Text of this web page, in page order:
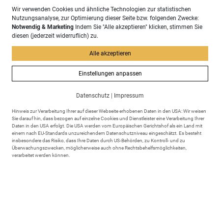
das Ziel der Treibhausgasneutralität bereits bis zum Jahr 2030
erlangt werden. Um die dafür notwendigen Maßnahmen zu
ermitteln, wurde im Jahr 2023 die Erstellung eines
Konzept vom Energie- und Umweltzentrum Allgäu (eza!) unter
Beteiligung des Energieteams, des Gemeinderates und der
Bürgerinnen und Bürger Scheideggs über öffentliche Workshops
und Umfragen.
Wir verwenden Cookies und ähnliche Technologien zur statistischen
Nutzungsanalyse, zur Optimierung dieser Seite bzw. folgenden Zwecke:
Notwendig & Marketing Indem Sie "Alle akzeptieren" klicken, stimmen Sie
diesen (jederzeit widerruflich) zu.
Alle akzeptieren
Einstellungen anpassen
Datenschutz | Impressum
Hinweis zur Verarbeitung Ihrer auf dieser Webseite erhobenen Daten in den USA: Wir weisen
Sie darauf hin, dass bezogen auf einzelne Cookies und Dienstleister eine Verarbeitung Ihrer
Daten in den USA erfolgt. Die USA werden vom Europäischen Gerichtshof als ein Land mit
einem nach EU-Standards unzureichendem Datenschutzniveau eingeschätzt. Es besteht
insbesondere das Risiko, dass Ihre Daten durch US-Behörden, zu Kontroll- und zu
Überwachungszwecken, möglicherweise auch ohne Rechtsbehelfsmöglichkeiten,
verarbeitet werden können.